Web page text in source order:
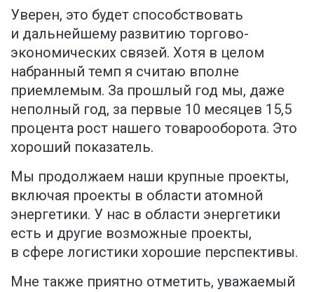
Уверен, это будет способствовать
и дальнейшему развитию торгово-
экономических связей. Хотя в целом
набранный темп я считаю вполне
приемлемым. За прошлый год мы, даже
неполный год, за первые 10 месяцев 15,5
процента рост нашего товарооборота. Это
хороший показатель.
Мы продолжаем наши крупные проекты,
включая проекты в области атомной
энергетики. У нас в области энергетики
есть и другие возможные проекты,
в сфере логистики хорошие перспективы.
Мне также приятно отметить, уважаемый